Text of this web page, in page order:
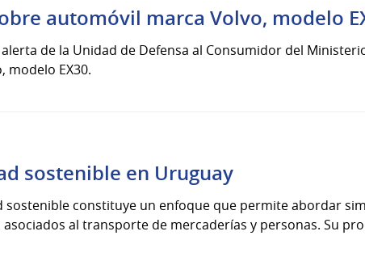
automóvil marca Volvo, modelo
de la Unidad de Defensa al Consumidor del
modelo EX30.
sostenible en Uruguay
sostenible constituye un enfoque que permite abordar
al transporte de mercaderías y personas. Su